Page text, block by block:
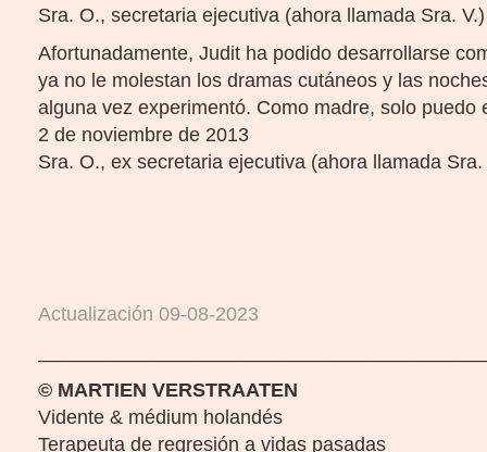
Sra. O., secretaria ejecutiva (ahora llamada Sra. V.)
Afortunadamente, Judit ha podido desarrollarse
ya no le molestan los dramas cutáneos y las
alguna vez experimentó. Como madre, solo puedo
2 de noviembre de 2013
Sra. O., ex secretaria ejecutiva (ahora llamada Sra.
Actualización 09-08-2023
© MARTIEN VERSTRAATEN
Vidente & médium holandés
Terapeuta de regresión a vidas pasadas